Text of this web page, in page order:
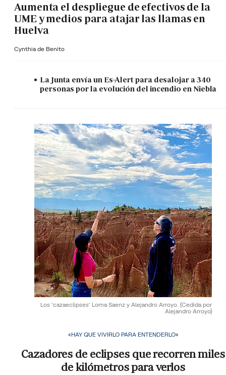
Aumenta el despliegue de efectivos de la
UME y medios para atajar las llamas en
Huelva
Cynthia de Benito
La Junta envía un Es-Alert para desalojar a 340
personas por la evolución del incendio en Niebla
Los 'cazaeclipses' Lorna Saenz y Alejandro Arroyo. (Cedida por
Alejandro Arroyo)
«HAY QUE VIVIRLO PARA ENTENDERLO»
Cazadores de eclipses que recorren miles
de kilómetros para verlos